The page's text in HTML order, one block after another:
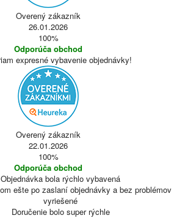
Overený zákazník
26.01.2026
100%
Odporúča obchod
expresné vybavenie objednávky!
Overený zákazník
22.01.2026
100%
Odporúča obchod
Objednávka bola rýchlo vybavená
ešte po zaslaní objednávky a bez problémov
vyriešené
Doručenie bolo super rýchle